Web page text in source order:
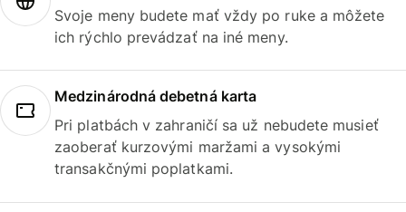
Svoje meny budete mať vždy po ruke a môžete
ich rýchlo prevádzať na iné meny.
Medzinárodná debetná karta
Pri platbách v zahraničí sa už nebudete musieť
zaoberať kurzovými maržami a vysokými
transakčnými poplatkami.